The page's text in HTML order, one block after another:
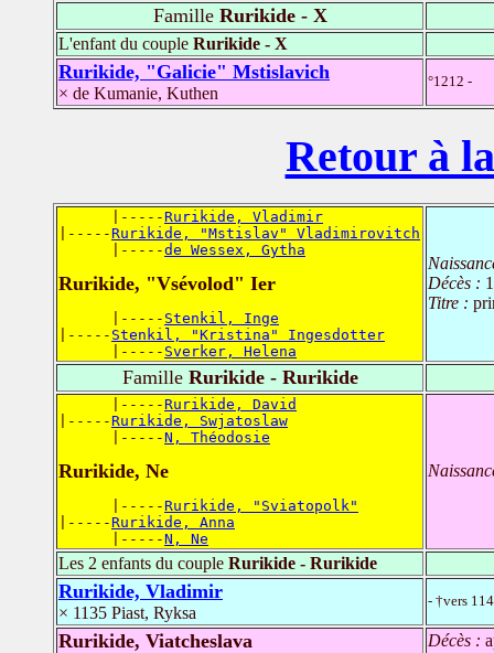
FamilleRurikide - X
L'enfant du couple Rurikide - X
Rurikide, "Galicie" Mstislavich
× de Kumanie, Kuthen
°1212 -
Retour à
      |-----
Rurikide, Vladimir
|-----Rurikide, "Mstislav" Vladimirovitch
      |-----
de Wessex, Gytha
Rurikide, "Vsévolod" Ier
      |-----
Stenkil, Inge
|----- Stenkil, "Kristina" Ingesdotter
      |-----
Sverker, Helena
Décès :
Titre :
FamilleRurikide - Rurikide
      |-----
Rurikide, David
|-----Rurikide, Swjatoslaw
      |-----
N, Théodosie
Rurikide, Ne
      |-----
Rurikide, "Sviatopolk"
|-----Rurikide, Anna
      |-----
N, Ne
Les 2 enfants du couple Rurikide - Rurikide
Rurikide, Vladimir
× 1135 Piast, Ryksa
- †vers
Rurikide, Viatcheslava Décès :